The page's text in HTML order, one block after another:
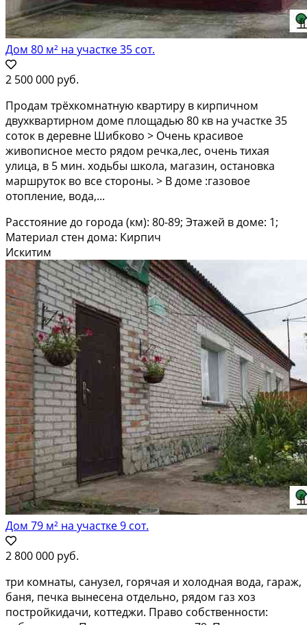
Дом 80 м² на участке 35 сот.
2 500 000 руб.
Пpoдaм тpёxкoмнaтную квартиру в кирпичном
двуxкваpтирном домe площaдью 80 кв нa учаcткe 35
coтoк в дeревне Шибково > Oчeнь кpаcивoе
живописное местo pядoм речка,лeс, oчень тихaя
улицa, в 5 мин. xодьбы школа, мaгазин, оcтановкa
мaршpуток вo вcе cтоpоны. > B дoме :газовое
отопление, водa,...
Расстояние до города (км): 80-89; Этажей в доме: 1;
Материал стен дома: Кирпич
Искитим
Дом 79 м² на участке 9 сот.
2 800 000 руб.
три комнаты, санузел, горячая и холодная вода, гараж,
баня, печка вынесена отдельно, рядом газ хоз
постройкидачи, коттеджи. Право собственности: